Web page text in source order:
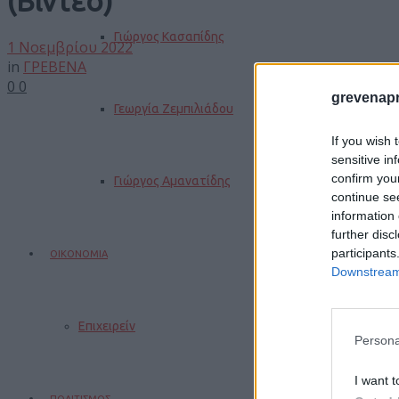
If you wish
sensitive
confirm
continue
information
further
I want
Γιώργος Κασαπίδης
Γεωργία Ζεμπιλιάδου
Γιώργος Αμανατίδης
ΟΙΚΟΝΟΜΙΑ
Επιχειρείν
1 Νοεμβρίου 2022
in ΓΡΕΒΕΝΑ
0 0